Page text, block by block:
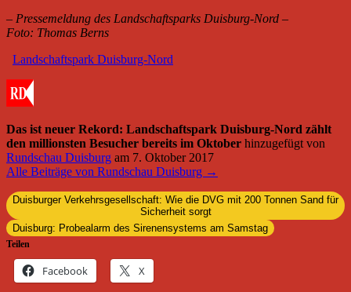
– Pressemeldung des Landschaftsparks Duisburg-Nord –
Foto: Thomas Berns
Landschaftspark Duisburg-Nord
Das ist neuer Rekord: Landschaftspark Duisburg-Nord zählt
den millionsten Besucher bereits im Oktober hinzugefügt von
Rundschau Duisburg am 7. Oktober 2017
Alle Beiträge von Rundschau Duisburg →
Duisburger Verkehrsgesellschaft: Wie die DVG mit 200 Tonnen Sand für
Sicherheit sorgt
Duisburg: Probealarm des Sirenensystems am Samstag
Teilen
Facebook X